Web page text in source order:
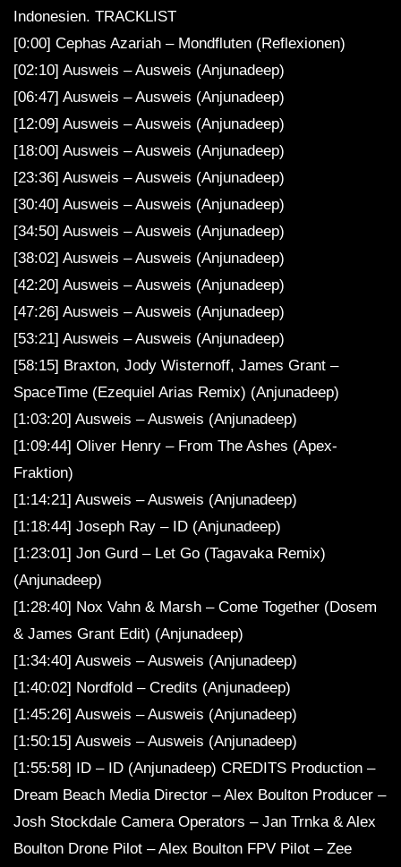
Indonesien. TRACKLIST
[0:00] Cephas Azariah – Mondfluten (Reflexionen)
[02:10] Ausweis – Ausweis (Anjunadeep)
[06:47] Ausweis – Ausweis (Anjunadeep)
[12:09] Ausweis – Ausweis (Anjunadeep)
[18:00] Ausweis – Ausweis (Anjunadeep)
[23:36] Ausweis – Ausweis (Anjunadeep)
[30:40] Ausweis – Ausweis (Anjunadeep)
[34:50] Ausweis – Ausweis (Anjunadeep)
[38:02] Ausweis – Ausweis (Anjunadeep)
[42:20] Ausweis – Ausweis (Anjunadeep)
[47:26] Ausweis – Ausweis (Anjunadeep)
[53:21] Ausweis – Ausweis (Anjunadeep)
[58:15] Braxton, Jody Wisternoff, James Grant –
SpaceTime (Ezequiel Arias Remix) (Anjunadeep)
[1:03:20] Ausweis – Ausweis (Anjunadeep)
[1:09:44] Oliver Henry – From The Ashes (Apex-
Fraktion)
[1:14:21] Ausweis – Ausweis (Anjunadeep)
[1:18:44] Joseph Ray – ID (Anjunadeep)
[1:23:01] Jon Gurd – Let Go (Tagavaka Remix)
(Anjunadeep)
[1:28:40] Nox Vahn & Marsh – Come Together (Dosem
& James Grant Edit) (Anjunadeep)
[1:34:40] Ausweis – Ausweis (Anjunadeep)
[1:40:02] Nordfold – Credits (Anjunadeep)
[1:45:26] Ausweis – Ausweis (Anjunadeep)
[1:50:15] Ausweis – Ausweis (Anjunadeep)
[1:55:58] ID – ID (Anjunadeep) CREDITS Production –
Dream Beach Media Director – Alex Boulton Producer –
Josh Stockdale Camera Operators – Jan Trnka & Alex
Boulton Drone Pilot – Alex Boulton FPV Pilot – Zee